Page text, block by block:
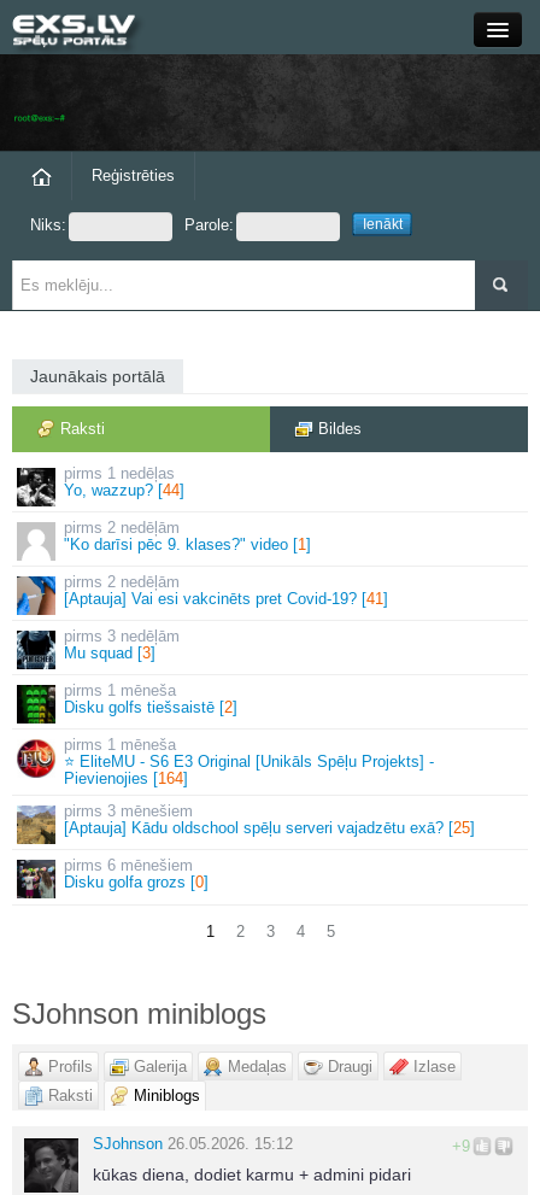
Grupas
Reģistrēties
Niks: Parole:
Jaunākais portālā
Raksti Bildes
1 nedēļas
Yo, wazzup? [44]
2 nedēļām
"Ko darīsi pēc 9. klases?" video [1]
2 nedēļām
[Aptauja] Vai esi vakcinēts pret Covid-19? [41]
3 nedēļām
Mu squad [3]
1 mēneša
Disku golfs tiešsaistē [2]
1 mēneša
⭐ EliteMU - S6 E3 Original [Unikāls Spēļu Projekts] -
Pievienojies [164]
3 mēnešiem
[Aptauja] Kādu oldschool spēļu serveri vajadzētu exā? [25]
6 mēnešiem
Disku golfa grozs [0]
1 2 3 4 5
SJohnson miniblogs
Profils Galerija Medaļas Draugi
Izlase
Raksti
Miniblogs
+9
SJohnson 26.05.2026. 15:12
kūkas diena, dodiet karmu + admini pidari